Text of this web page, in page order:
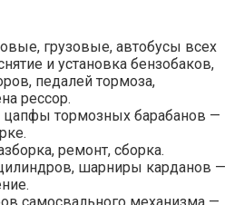
грузовые, автобусы всех
и установка бензобаков,
педалей тормоза,
рессор.
тормозных барабанов —
ремонт, сборка.
шарниры карданов —